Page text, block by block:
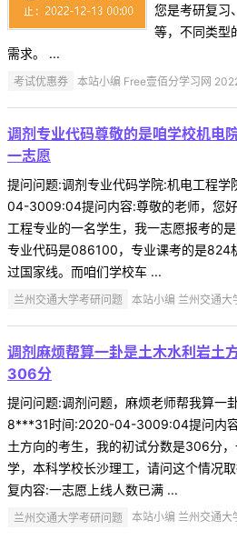
您是考研复习
等，不同类型
需求。 ...
考试优惠券 本站小编 Free壹佰分学习网
调剂专业代码尊敬的是咱学校机电
一志愿
提问问题:调剂专业代码学院:机电工程
04-3009:04提问内容:尊敬的老师，您
工程专业的一名学生，我一志愿报考的
专业代码是086100，专业课考的是824
过国家线。而咱们学校车 ...
兰州交通大学考研问题 本站小编 兰州交通
调剂麻烦帮算一卦是土木水利岩土
306分
提问问题:调剂问题，麻烦老师帮我算一
8***31时间:2020-04-3009:04提问内
土方向的考生，我的初试分数是306分
学，本科学校长沙理工，请问这个情况
复内容:一志愿上线人数已满 ...
兰州交通大学考研问题 本站小编 兰州交通